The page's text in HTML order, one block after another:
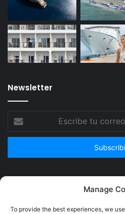
Manage
To provide the best experiences, we
Newsletter
correo